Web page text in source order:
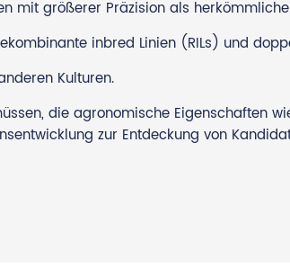
mit größerer Präzision als
inbred Linien (RILs) und
Kulturen.
die agronomische Eigenschaften
zur Entdeckung von